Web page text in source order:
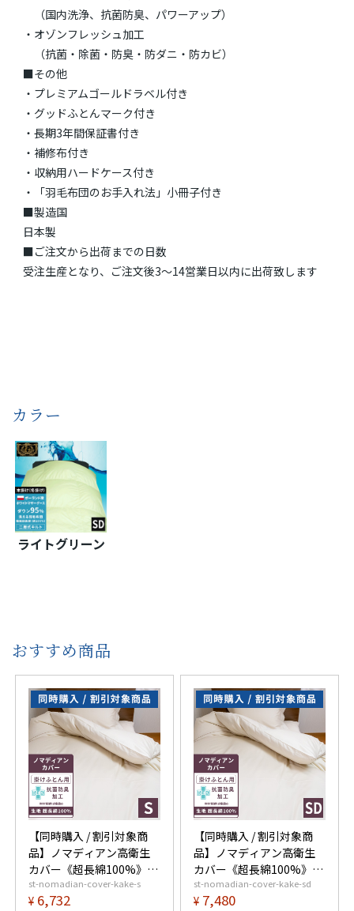
（国内洗浄、抗菌防臭、パワーアップ）
・オゾンフレッシュ加工
（抗菌・除菌・防臭・防ダニ・防カビ）
■その他
・プレミアムゴールドラベル付き
・グッドふとんマーク付き
・長期3年間保証書付き
・補修布付き
・収納用ハードケース付き
・「羽毛布団のお手入れ法」小冊子付き
■製造国
日本製
■ご注文から出荷までの日数
受注生産となり、ご注文後3～14営業日以内に出荷致します
カラー
ライトグリーン
おすすめ商品
【同時購入 / 割引対象商
品】ノマディアン高衛生
カバー《超長綿100%》掛
けふとん用 シングル
st-nomadian-cover-kake-s
¥ 6,732
【同時購入 / 割引対象商
品】ノマディアン高衛生
カバー《超長綿100%》掛
けふとん用 セミダブル
st-nomadian-cover-kake-sd
¥ 7,480